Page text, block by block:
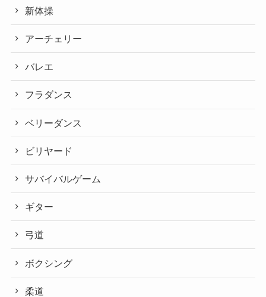
新体操
アーチェリー
バレエ
フラダンス
ベリーダンス
ビリヤード
サバイバルゲーム
ギター
弓道
ボクシング
柔道